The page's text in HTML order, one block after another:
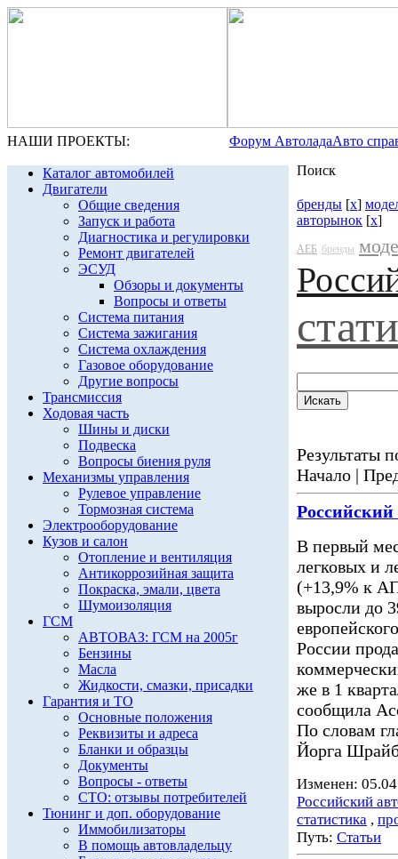
НАШИ ПРОЕКТЫ: Форум АвтоладаАвто
Каталог автомобилей
Двигатели
Общие сведения
Запуск и работа
Диагностика и регулировки
Ремонт двигателей
ЭСУД
Обзоры и документы
Вопросы и ответы
Система питания
Система зажигания
Система охлаждения
Газовое оборудование
Другие вопросы
Трансмиссия
Ходовая часть
Шины и диски
Подвеска
Вопросы биения руля
Механизмы управления
Рулевое управление
Тормозная система
Электрооборудование
Кузов и салон
Отопление и вентиляция
Антикоррозийная защита
Покраска, эмали, цвета
Шумоизоляция
ГСМ
АВТОВАЗ: ГСМ на 2005г
Бензины
Масла
Жидкости, смазки, присадки
Гарантия и ТО
Основные положения
Реквизиты и адреса
Бланки и образцы
Документы
Вопросы - ответы
СТО: отзывы потребителей
Тюнинг и доп. оборудование
Иммобилизаторы
В помощь автовладельцу
Поиск
бренды [x]
авторынок [x]
АЕБ бренды
Результаты
Начало |
В первый
легковых и
(+13,9% к
выросли до
России
же в 1
сообщила
По словам
Йорга
Изменен:
Российский
статистика ,
Путь: Статьи